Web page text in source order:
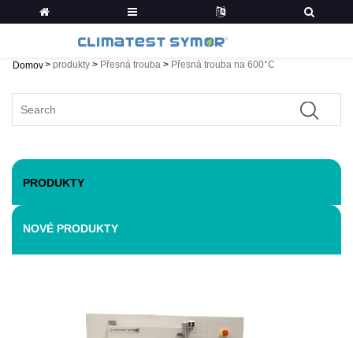
Domov> produkty > Přesná trouba > Přesná trouba na 600°C
PRODUKTY
NOVÉ PRODUKTY